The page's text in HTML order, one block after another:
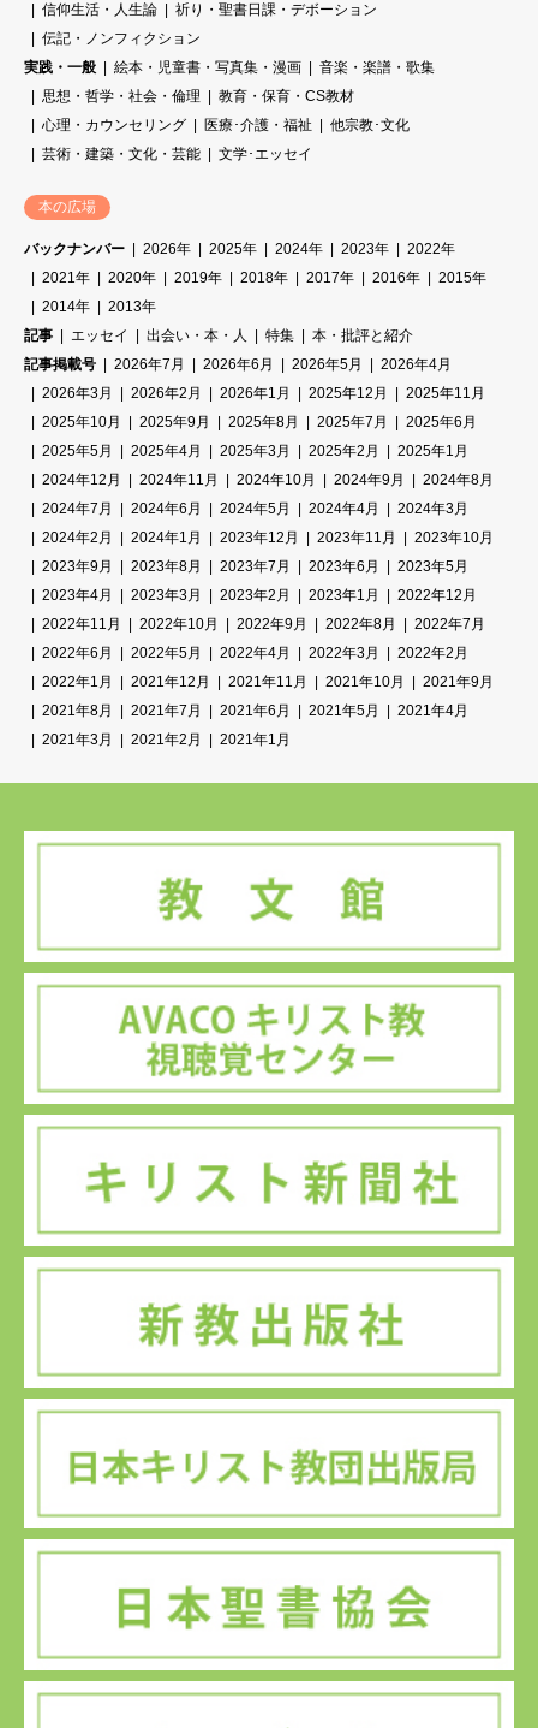
信仰生活・人生論
祈り・聖書日課・デボーション
伝記・ノンフィクション
実践・一般
絵本・児童書・写真集・漫画
音楽・楽譜・歌集
思想・哲学・社会・倫理
教育・保育・CS教材
心理・カウンセリング
医療･介護・福祉
他宗教･文化
芸術・建築・文化・芸能
文学･エッセイ
本の広場
バックナンバー 2026年 2025年 2024年 2023年
2022年
2021年
2020年 2019年 2018年 2017年 2016年
2015年
2014年
2013年
記事
エッセイ 出会い・本・人 特集
本・批評と紹介
記事掲載号
2026年7月 2026年6月 2026年5月
2026年4月
2026年3月
2026年2月 2026年1月 2025年12月
2025年11月
2025年10月
2025年9月 2025年8月 2025年7月
2025年6月
2025年5月
2025年4月 2025年3月 2025年2月
2025年1月
2024年12月
2024年11月 2024年10月 2024年9月
2024年8月
2024年7月
2024年6月 2024年5月 2024年4月
2024年3月
2024年2月
2024年1月 2023年12月 2023年11月
2023年10月
2023年9月
2023年8月 2023年7月 2023年6月
2023年5月
2023年4月
2023年3月 2023年2月 2023年1月
2022年12月
2022年11月
2022年10月 2022年9月 2022年8月
2022年7月
2022年6月
2022年5月 2022年4月 2022年3月
2022年2月
2022年1月
2021年12月 2021年11月 2021年10月
2021年9月
2021年8月
2021年7月 2021年6月 2021年5月
2021年4月
2021年3月
2021年2月 2021年1月